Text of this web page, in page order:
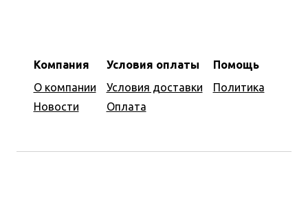
Компания
О компании
Новости
Условия оплаты
Условия доставки
Оплата
Помощь
Политика